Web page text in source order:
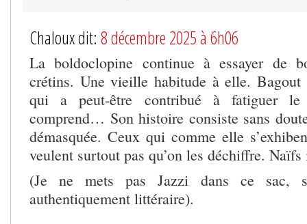
Chaloux dit: 8 décembre 2025 à 6h06
La boldoclopine continue à essayer de
crétins. Une vieille habitude à elle. Bagout
qui a peut-être contribué à fatiguer
comprend… Son histoire consiste sans
démasquée. Ceux qui comme elle
veulent surtout pas qu’on les déchiffre.
(Je ne mets pas Jazzi dans ce sac,
authentiquement littéraire).